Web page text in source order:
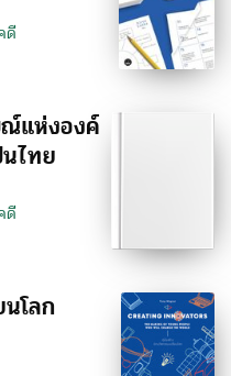
ดี
แห่งองค์
ไทย
ดี
โลก